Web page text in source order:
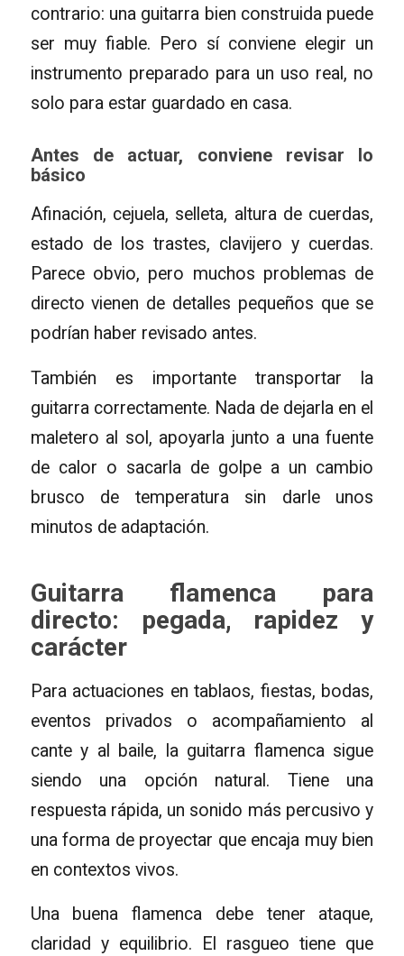
contrario: una guitarra bien construida puede
ser muy fiable. Pero sí conviene elegir un
instrumento preparado para un uso real, no
solo para estar guardado en casa.
Antes de actuar, conviene revisar lo
básico
Afinación, cejuela, selleta, altura de cuerdas,
estado de los trastes, clavijero y cuerdas.
Parece obvio, pero muchos problemas de
directo vienen de detalles pequeños que se
podrían haber revisado antes.
También es importante transportar la
guitarra correctamente. Nada de dejarla en el
maletero al sol, apoyarla junto a una fuente
de calor o sacarla de golpe a un cambio
brusco de temperatura sin darle unos
minutos de adaptación.
Guitarra flamenca para
directo: pegada, rapidez y
carácter
Para actuaciones en tablaos, fiestas, bodas,
eventos privados o acompañamiento al
cante y al baile, la guitarra flamenca sigue
siendo una opción natural. Tiene una
respuesta rápida, un sonido más percusivo y
una forma de proyectar que encaja muy bien
en contextos vivos.
Una buena flamenca debe tener ataque,
claridad y equilibrio. El rasgueo tiene que